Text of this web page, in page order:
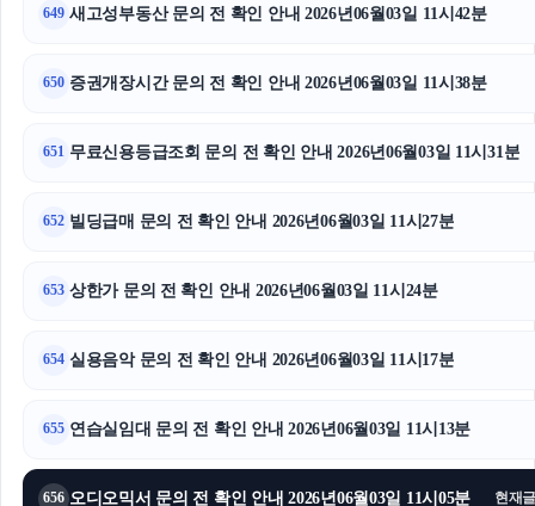
이혼전문변호사
구리하수구막힘
649 새고성부동산 문의 전 확인 안내 2026년06월03일 11시42분
650 증권개장시간 문의 전 확인 안내 2026년06월03일 11시38분
651 무료신용등급조회 문의 전 확인 안내 2026년06월03일 11시31분
652 빌딩급매 문의 전 확인 안내 2026년06월03일 11시27분
653 상한가 문의 전 확인 안내 2026년06월03일 11시24분
654 실용음악 문의 전 확인 안내 2026년06월03일 11시17분
655 연습실임대 문의 전 확인 안내 2026년06월03일 11시13분
656 오디오믹서 문의 전 확인 안내 2026년06월03일 11시05분 현재